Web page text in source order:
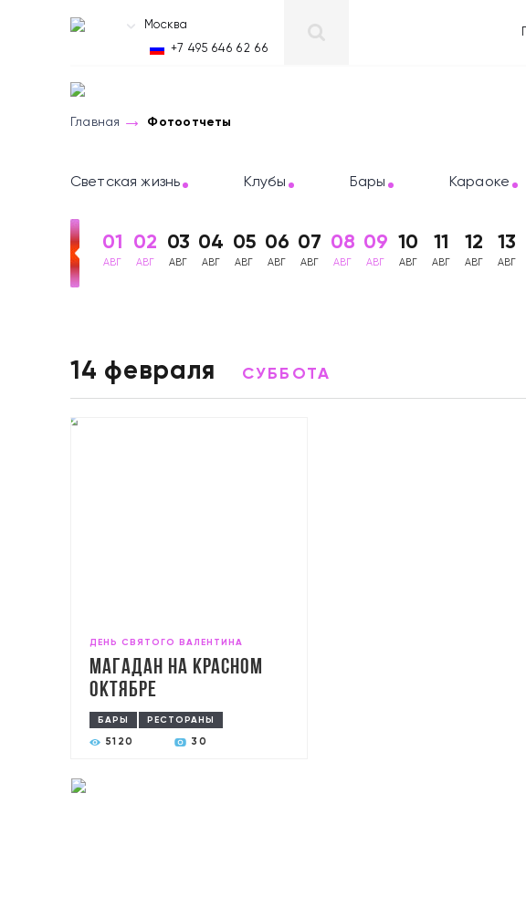
Москва
+7 495 646 62 66
Главная Фотоотчеты
Светская жизнь Клубы Бары Караоке
01
АВГ
02
АВГ
03
АВГ
04
АВГ
05
АВГ
06
АВГ
07
АВГ
08
АВГ
09
АВГ
10
АВГ
11
АВГ
12
АВГ
13
АВГ
14 февраля СУББОТА
ДЕНЬ СВЯТОГО ВАЛЕНТИНА
Магадан на Красном
Октябре
БАРЫ РЕСТОРАНЫ
5120 30